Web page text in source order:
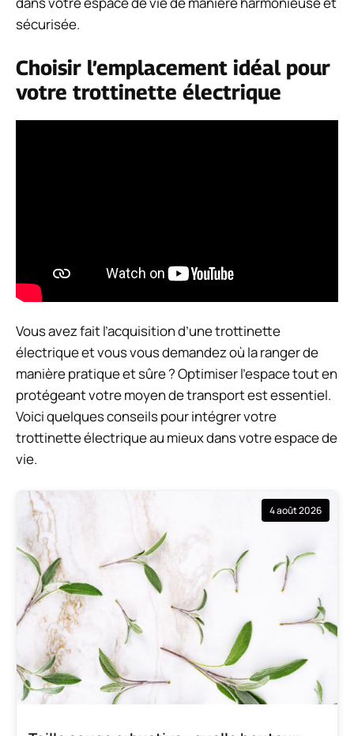
sécurisée.
Choisir l’emplacement idéal pour
votre trottinette électrique
Vous avez fait l’acquisition d’une trottinette
électrique et vous vous demandez où la ranger de
manière pratique et sûre ? Optimiser l’espace tout en
protégeant votre moyen de transport est essentiel.
Voici quelques conseils pour intégrer votre
trottinette électrique au mieux dans votre espace de
vie.
4 août 2026